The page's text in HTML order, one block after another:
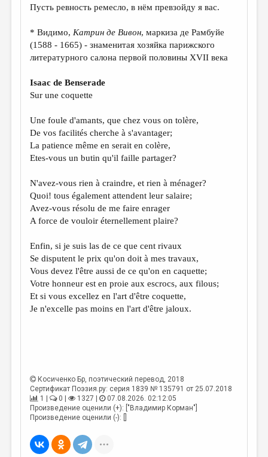
КНИЖНАЯ ПОЛКА
ОБЗОР ЛИТЕРАТУРЫ
СТРАНИЦЫ ПАМЯТИ
ОБЪЯВЛЕНИЯ
РЕДКОЛЛЕГИЯ
ОТ РЕДАКЦИИ
МАЛАЯ ПРОЗА
ЭССЕИСТИКА
ЛИТЕРАТУРОВЕДЕНИЕ
КУЛЬТУРОВЕДЕНИЕ
ПУБЛИЦИСТИКА
РЕЦЕНЗИРОВАНИЕ
ЦИКЛЫ ПУБЛИКАЦИЙ
ТРЕДИАКОВСКИЙ
Пусть ревность ремесло, в нём превзойду я вас.
* Видимо, Катрин де Вивон, маркиза де Рамбуйе
(1588 - 1665) - знаменитая хозяйка парижского
литературного салона первой половины XVII века
Isaac de Benserade
Sur une coquette
Une foule d'amants, que chez vous on tolère,
De vos facilités cherche à s'avantager;
La patience même en serait en colère,
Etes-vous un butin qu'il faille partager?
N'avez-vous rien à craindre, et rien à ménager?
Quoi! tous également attendent leur salaire;
Avez-vous résolu de me faire enrager
A force de vouloir éternellement plaire?
Enfin, si je suis las de ce que cent rivaux
Se disputent le prix qu'on doit à mes travaux,
Vous devez l'être aussi de ce qu'on en caquette;
Votre honneur est en proie aux escrocs, aux filous;
Et si vous excellez en l'art d'être coquette,
Je n'excelle pas moins en l'art d'être jaloux.
Косиченко Бр, поэтический перевод, 2018
Сертификат Поэзия.ру: серия 1839 № 135791 от 25.07.2018
1 |
0 | 1327 |
07.08.2026. 02:12:05
Произведение оценили (+): ["Владимир Корман"]
Произведение оценили (-): []